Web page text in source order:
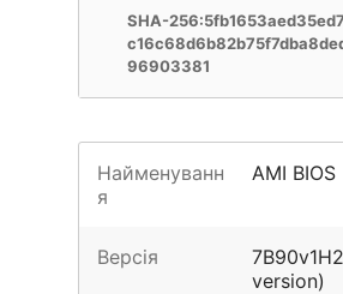
SHA-
96903381
Найменуванн
я
AMI BIOS
Версія
version)